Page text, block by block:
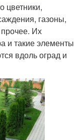
цветники,
газоны,
Их
и такие элементы
вдоль оград и